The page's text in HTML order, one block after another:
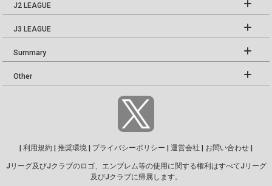
J2 LEAGUE
J3 LEAGUE
Summary
Other
| 利用規約 | 推奨環境 | プライバシーポリシー | 運営会社 | お問い合わせ |
Jリーグ及びJクラブのロゴ、エンブレム等の使用に関する権利はすべてJリーグ
及びJクラブに帰属します。